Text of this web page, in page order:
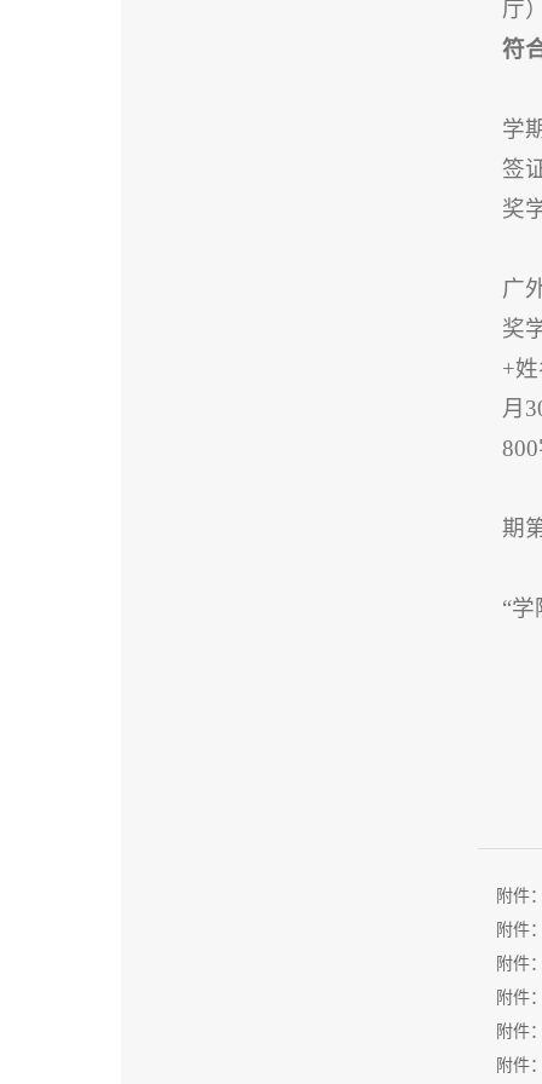
厅
符
学
签
奖
广
奖
+
月
期
“
附件
附件
附件
附件
附件
附件